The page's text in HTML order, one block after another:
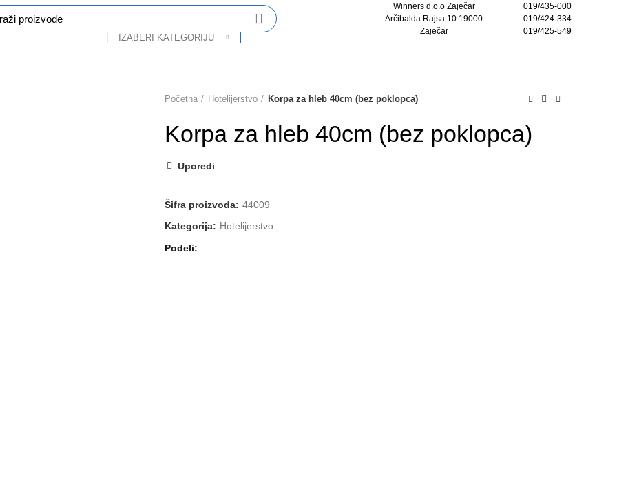
IZABERI KATEGORIJU
Winners d.o.o Zaječar
Arčibalda Rajsa 10 19000
Zaječar
019/435-000
019/424-334
019/425-549
Početna Hotelijerstvo Korpa za hleb 40cm (bez poklopca)
Korpa za hleb 40cm (bez poklopca)
Uporedi
Šifra proizvoda: 44009
Kategorija: Hotelijerstvo
Podeli